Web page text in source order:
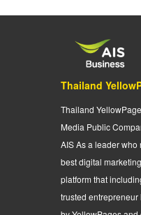
Thailand
Thailand
Media Public
AIS As a leader
best digital
platform that
trusted